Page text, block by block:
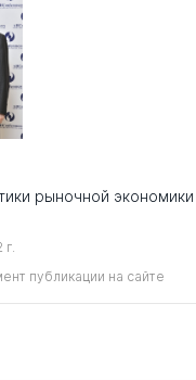
рыночной экономики
публикации на сайте